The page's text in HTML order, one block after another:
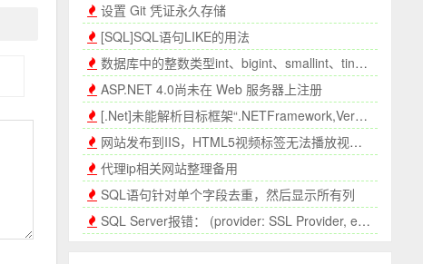
设置 Git 凭证永久存储
[SQL]SQL语句LIKE的用法
数据库中的整数类型int、bigint、smallint、tinyint之间的区别
ASP.NET 4.0尚未在 Web 服务器上注册
[.Net]未能解析目标框架“.NETFramework,Version=v3.5”的 mscorlib
网站发布到IIS，HTML5视频标签无法播放视频的解决办法
代理ip相关网站整理备用
SQL语句针对单个字段去重，然后显示所有列
SQL Server报错： (provider: SSL Provider, error: 0)因为算法不同，客户端和服务器无法通信